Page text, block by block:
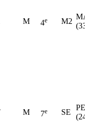
M 4e M2
M 7e SE